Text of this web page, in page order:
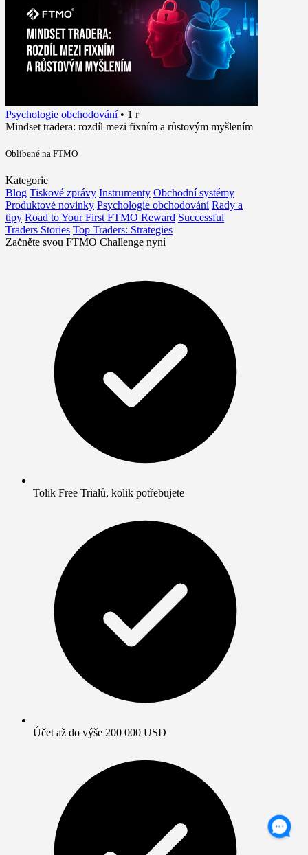
Psychologie obchodování • 1 r
Mindset tradera: rozdíl mezi fixním a růstovým myšlením
Oblíbené na FTMO
Kategorie
Blog Tiskové zprávy Instrumenty Obchodní systémy
Produktové novinky Psychologie obchodování Rady a
tipy Road to Your First FTMO Reward Successful
Traders Stories Top Traders: Strategies
Začněte svou FTMO Challenge nyní
Tolik Free Trialů, kolik potřebujete
Účet až do výše 200 000 USD